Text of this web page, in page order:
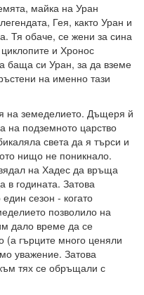
майка на Уран
Гея, както Уран и
Тя обаче, се жени за сина
и Хронос
баща си Уран, за да вземе
на именно тази
на земеделието. Дъщеря й
на подземното царство
света да я търси и
нищо не поникнало.
на Хадес да връща
годината. Затова
сезон - когато
позволило на
дало време да се
(а гърците много ценяли
уважение. Затова
тях се обръщали с